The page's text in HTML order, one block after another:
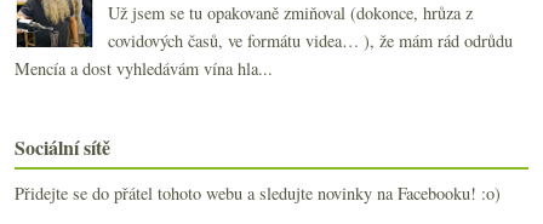
Už jsem se tu opakovaně zmiňoval (dokonce, hrůza z
covidových časů, ve formátu videa… ), že mám rád odrůdu
Mencía a dost vyhledávám vína hla...
Sociální sítě
Přidejte se do přátel tohoto webu a sledujte novinky na Facebooku! :o)